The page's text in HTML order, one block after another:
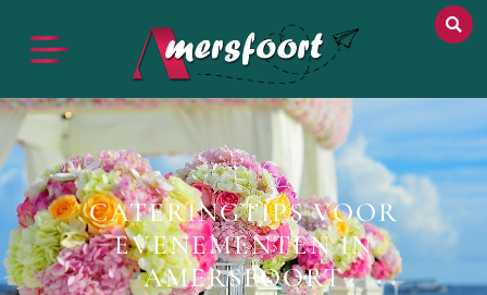
CATERINGTIPS VOOR
EVENEMENTEN IN
AMERSFOORT